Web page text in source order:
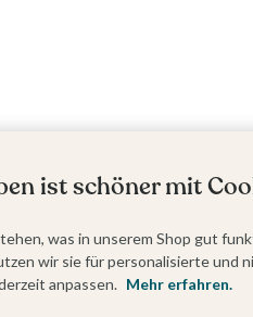
ist schöner mit
was in unserem Shop gut
wir sie für personalisierte und
anpassen. Mehr erfahren.